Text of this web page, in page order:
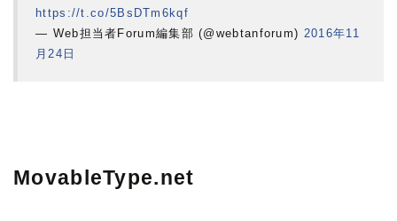
https://t.co/5BsDTm6kqf
— Web担当者Forum編集部 (@webtanforum) 2016年11
月24日
MovableType.net